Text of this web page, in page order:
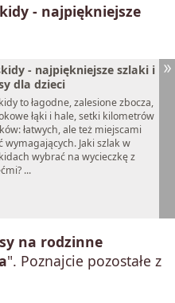
- najpiękniejsze
- najpiękniejsze szlaki i
dla dzieci
to łagodne, zalesione zbocza,
łąki i hale, setki kilometrów
łatwych, ale też miejscami
wymagających. Jaki szlak w
wybrać na wycieczkę z
...
na rodzinne
". Poznajcie pozostałe z